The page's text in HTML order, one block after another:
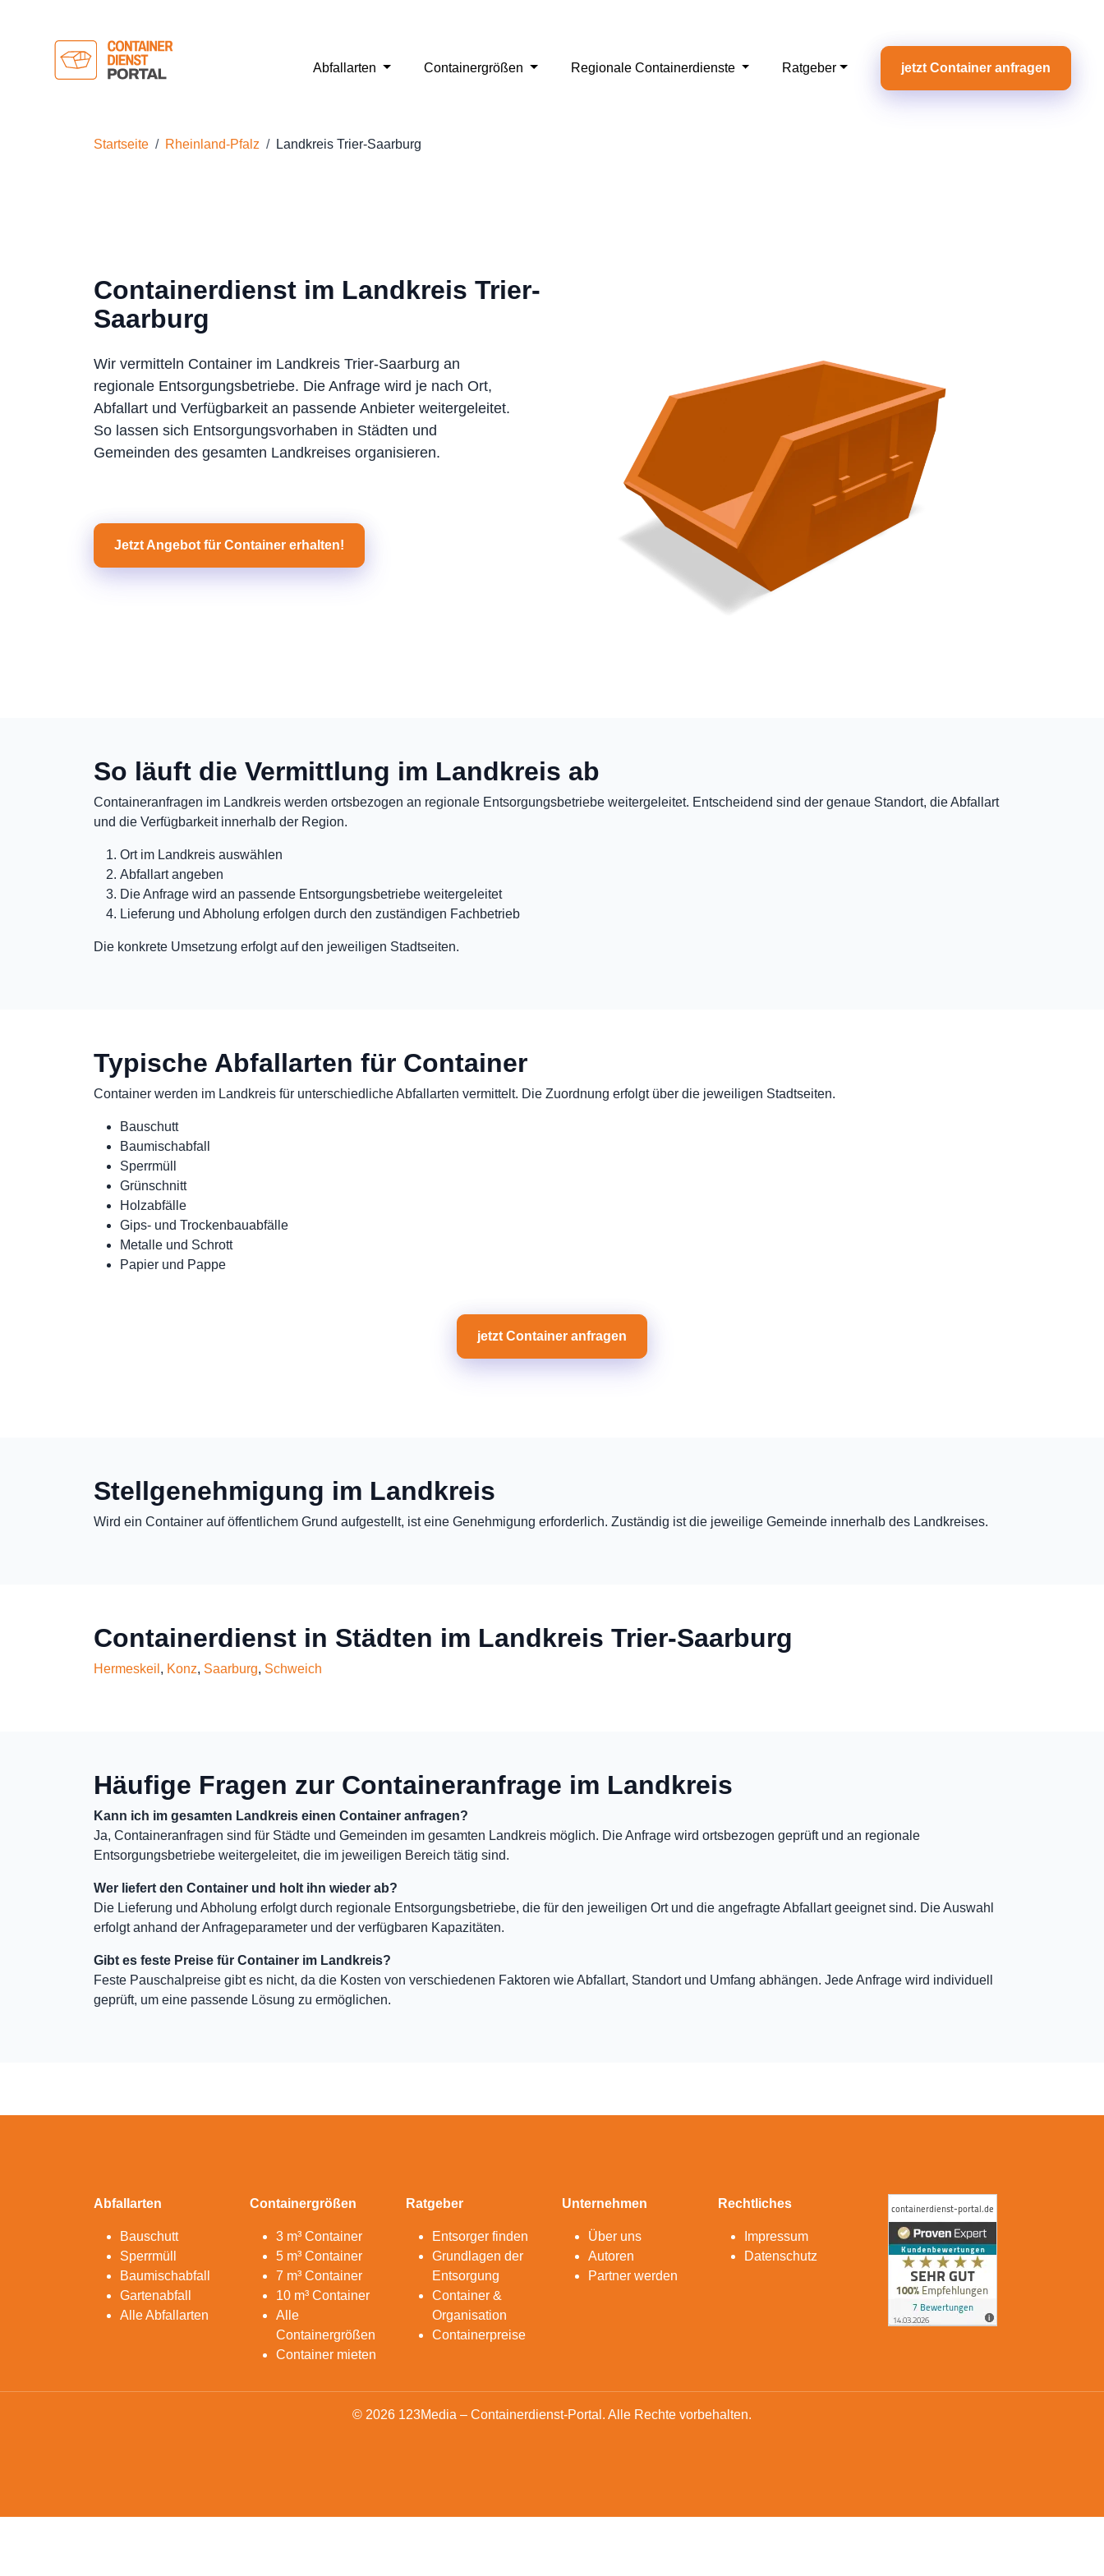
Abfallarten Containergrößen Regionale Containerdienste Ratgeber jetzt Container anfragen
Startseite Rheinland-Pfalz Landkreis Trier-Saarburg
Containerdienst im Landkreis Trier-
Saarburg
Wir vermitteln Container im Landkreis Trier-Saarburg an
regionale Entsorgungsbetriebe. Die Anfrage wird je nach Ort,
Abfallart und Verfügbarkeit an passende Anbieter weitergeleitet.
So lassen sich Entsorgungsvorhaben in Städten und
Gemeinden des gesamten Landkreises organisieren.
Jetzt Angebot für Container erhalten!
So läuft die Vermittlung im Landkreis ab
Containeranfragen im Landkreis werden ortsbezogen an regionale Entsorgungsbetriebe weitergeleitet. Entscheidend sind der genaue Standort, die Abfallart
und die Verfügbarkeit innerhalb der Region.
Ort im Landkreis auswählen
Abfallart angeben
Die Anfrage wird an passende Entsorgungsbetriebe weitergeleitet
Lieferung und Abholung erfolgen durch den zuständigen Fachbetrieb
Die konkrete Umsetzung erfolgt auf den jeweiligen Stadtseiten.
Typische Abfallarten für Container
Container werden im Landkreis für unterschiedliche Abfallarten vermittelt. Die Zuordnung erfolgt über die jeweiligen Stadtseiten.
Bauschutt
Baumischabfall
Sperrmüll
Grünschnitt
Holzabfälle
Gips- und Trockenbauabfälle
Metalle und Schrott
Papier und Pappe
jetzt Container anfragen
Stellgenehmigung im Landkreis
Wird ein Container auf öffentlichem Grund aufgestellt, ist eine Genehmigung erforderlich. Zuständig ist die jeweilige Gemeinde innerhalb des Landkreises.
Containerdienst in Städten im Landkreis Trier-Saarburg
Hermeskeil , Konz, Saarburg, Schweich
Häufige Fragen zur Containeranfrage im Landkreis
Kann ich im gesamten Landkreis einen Container anfragen?
Ja, Containeranfragen sind für Städte und Gemeinden im gesamten Landkreis möglich. Die Anfrage wird ortsbezogen geprüft und an regionale
Entsorgungsbetriebe weitergeleitet, die im jeweiligen Bereich tätig sind.
Wer liefert den Container und holt ihn wieder ab?
Die Lieferung und Abholung erfolgt durch regionale Entsorgungsbetriebe, die für den jeweiligen Ort und die angefragte Abfallart geeignet sind. Die Auswahl
erfolgt anhand der Anfrageparameter und der verfügbaren Kapazitäten.
Gibt es feste Preise für Container im Landkreis?
Feste Pauschalpreise gibt es nicht, da die Kosten von verschiedenen Faktoren wie Abfallart, Standort und Umfang abhängen. Jede Anfrage wird individuell
geprüft, um eine passende Lösung zu ermöglichen.
Abfallarten
Bauschutt
Sperrmüll
Baumischabfall
Gartenabfall
Alle Abfallarten
Containergrößen
3 m³ Container
5 m³ Container
7 m³ Container
10 m³ Container
Alle
Containergrößen
Container mieten
Ratgeber
Entsorger finden
Grundlagen der
Entsorgung
Container &
Organisation
Containerpreise
Unternehmen
Über uns
Autoren
Partner werden
Rechtliches
Impressum
Datenschutz
© 2026 123Media – Containerdienst-Portal. Alle Rechte vorbehalten.